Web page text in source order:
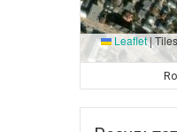
Leaflet|